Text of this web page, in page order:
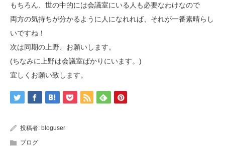
もちろん、世の中的には会議室にいる人も必要なわけなので
両方の気持ちが分かるように人になれれば、それが一番素晴らし
いですね！
次は同期の上野、お願いします。
(ちなみに上野は会議室ばかりにいます。)
宜しくお願い致します。
投稿者: bloguser
ブログ